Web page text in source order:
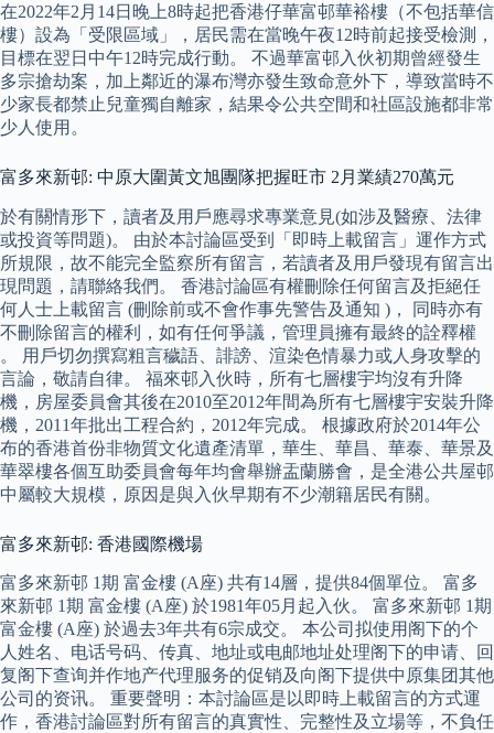
在2022年2月14日晚上8時起把香港仔華富邨華裕樓（不包括華信
樓）設為「受限區域」，居民需在當晚午夜12時前起接受檢測，
目標在翌日中午12時完成行動。 不過華富邨入伙初期曾經發生
多宗搶劫案，加上鄰近的瀑布灣亦發生致命意外下，導致當時不
少家長都禁止兒童獨自離家，結果令公共空間和社區設施都非常
少人使用。
富多來新邨: 中原大圍黃文旭團隊把握旺市 2月業績270萬元
於有關情形下，讀者及用戶應尋求專業意見(如涉及醫療、法律
或投資等問題)。 由於本討論區受到「即時上載留言」運作方式
所規限，故不能完全監察所有留言，若讀者及用戶發現有留言出
現問題，請聯絡我們。 香港討論區有權刪除任何留言及拒絕任
何人士上載留言 (刪除前或不會作事先警告及通知 )， 同時亦有
不刪除留言的權利，如有任何爭議，管理員擁有最終的詮釋權
。 用戶切勿撰寫粗言穢語、誹謗、渲染色情暴力或人身攻擊的
言論，敬請自律。 福來邨入伙時，所有七層樓宇均沒有升降
機，房屋委員會其後在2010至2012年間為所有七層樓宇安裝升降
機，2011年批出工程合約，2012年完成。 根據政府於2014年公
布的香港首份非物質文化遺產清單，華生、華昌、華泰、華景及
華翠樓各個互助委員會每年均會舉辦盂蘭勝會，是全港公共屋邨
中屬較大規模，原因是與入伙早期有不少潮籍居民有關。
富多來新邨: 香港國際機場
富多來新邨 1期 富金樓 (A座) 共有14層，提供84個單位。 富多
來新邨 1期 富金樓 (A座) 於1981年05月起入伙。 富多來新邨 1期
富金樓 (A座) 於過去3年共有6宗成交。 本公司拟使用阁下的个
人姓名、电话号码、传真、地址或电邮地址处理阁下的申请、回
复阁下查询并作地产代理服务的促销及向阁下提供中原集团其他
公司的资讯。 重要聲明：本討論區是以即時上載留言的方式運
作，香港討論區對所有留言的真實性、完整性及立場等，不負任